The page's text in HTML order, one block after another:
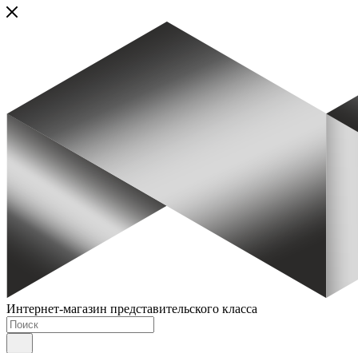
Интернет-магазин представительского класса